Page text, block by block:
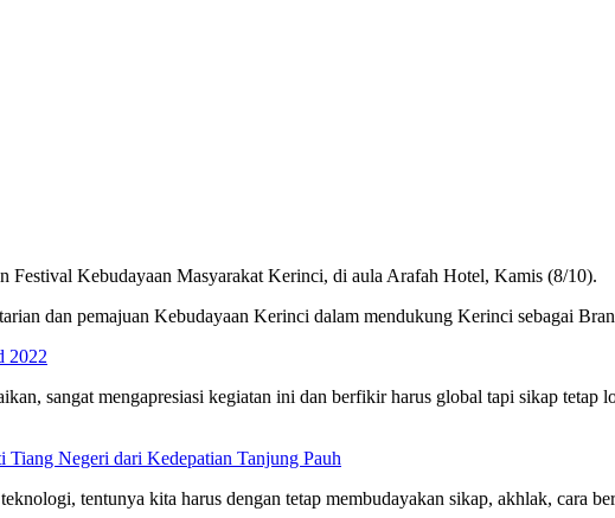
Kebudayaan Masyarakat Kerinci, di aula Arafah Hotel, Kamis (8/10).
dan pemajuan Kebudayaan Kerinci dalam mendukung Kerinci sebagai
2022
sangat mengapresiasi kegiatan ini dan berfikir harus global tapi sikap
Negeri dari Kedepatian Tanjung Pauh
tentunya kita harus dengan tetap membudayakan sikap, akhlak, cara